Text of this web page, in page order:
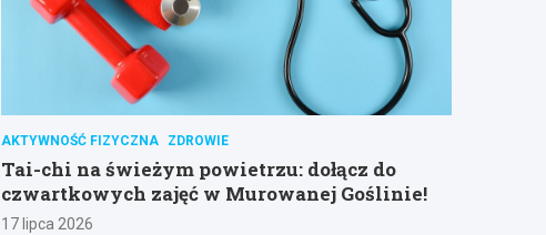
AKTYWNOŚĆ FIZYCZNA ZDROWIE
Tai-chi na świeżym powietrzu: dołącz do
czwartkowych zajęć w Murowanej Goślinie!
17 lipca 2026